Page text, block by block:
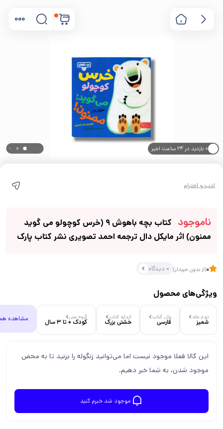
۰ بازدید در ۲۴ ساعت اخیر
ادب و احترام
ناموجود
کتاب بچه باهوش 9 (خرس کوچولو می گوید
ممنون) اثر مایکل دال ترجمه احمد تصویری نشر کتاب پارک
0(از بدون خریدار) 0 دیدگاه
ویژگی‌های محصول
نوع جلد
شمیز
زبان کتاب
فارسی
اندازه کتاب
خشتی بزرگ
گروه سنی
کودک 0 تا 3 سال مشاهده
این کالا فعلا موجود نیست اما می‌توانید زنگوله را بزنید تا به محض
موجود شدن، به شما خبر دهیم.
موجود شد خبرم کنید